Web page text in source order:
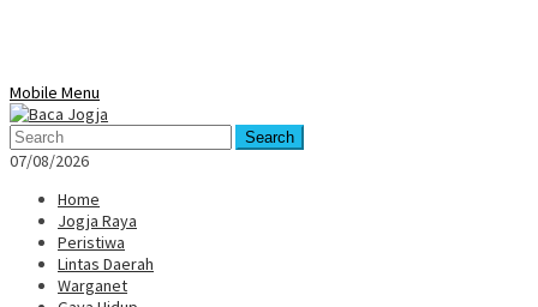
Mobile Menu
Search
07/08/2026
Home
Jogja Raya
Peristiwa
Lintas Daerah
Warganet